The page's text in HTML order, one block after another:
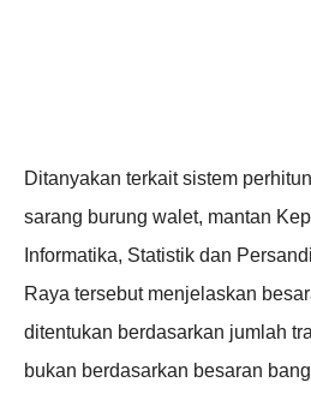
Ditanyakan terkait sistem
sarang burung walet, mantan
Informatika, Statistik dan
Raya tersebut menjelaskan
ditentukan berdasarkan jumlah
bukan berdasarkan besaran